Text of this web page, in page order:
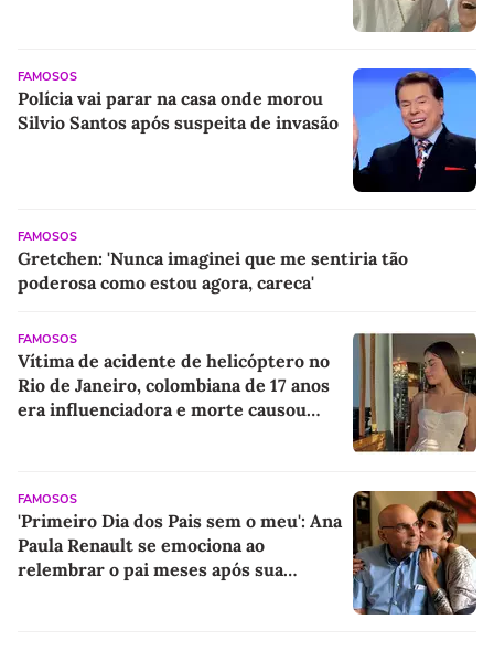
FAMOSOS
Polícia vai parar na casa onde morou
Silvio Santos após suspeita de invasão
FAMOSOS
Gretchen: 'Nunca imaginei que me sentiria tão
poderosa como estou agora, careca'
FAMOSOS
Vítima de acidente de helicóptero no
Rio de Janeiro, colombiana de 17 anos
era influenciadora e morte causou
FAMOSOS
'Primeiro Dia dos Pais sem o meu': Ana
Paula Renault se emociona ao
relembrar o pai meses após sua